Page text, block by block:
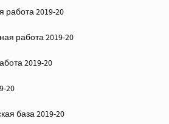
работа 2019-20
работа 2019-20
2019-20
20
база 2019-20